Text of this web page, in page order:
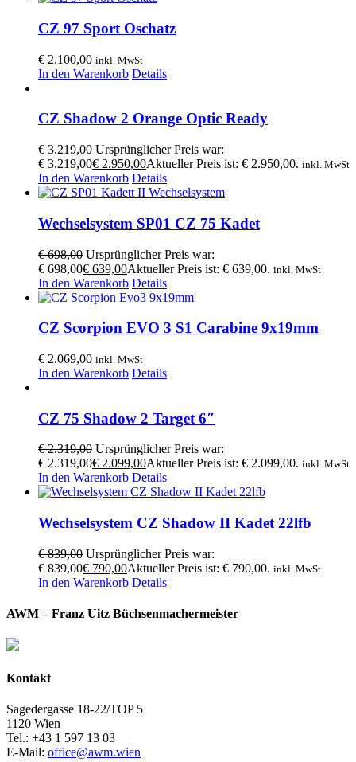
CZ 97 Sport Oschatz
€ 2.100,00 inkl. MwSt
In den Warenkorb Details
CZ Shadow 2 Orange Optic Ready
€3.219,00 Ursprünglicher Preis war:
€ 3.219,00€ 2.950,00Aktueller Preis ist: € 2.950,00. inkl. MwSt
In den Warenkorb Details
Wechselsystem SP01 CZ 75 Kadet
€698,00 Ursprünglicher Preis war:
€ 698,00€ 639,00Aktueller Preis ist: € 639,00. inkl. MwSt
In den Warenkorb Details
CZ Scorpion EVO 3 S1 Carabine 9x19mm
€ 2.069,00 inkl. MwSt
In den Warenkorb Details
CZ 75 Shadow 2 Target 6″
€2.319,00 Ursprünglicher Preis war:
€ 2.319,00€ 2.099,00Aktueller Preis ist: € 2.099,00. inkl. MwSt
In den Warenkorb Details
Wechselsystem CZ Shadow II Kadet 22lfb
€839,00 Ursprünglicher Preis war:
€ 839,00€ 790,00Aktueller Preis ist: € 790,00. inkl. MwSt
In den Warenkorb Details
AWM – Franz Uitz Büchsenmachermeister
Kontakt
Sagedergasse 18-22/TOP 5
1120 Wien
Tel.: +43 1 597 13 03
E-Mail: office@awm.wien